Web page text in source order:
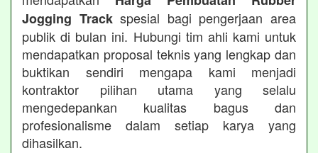
Jogging Trackspesial bagi pengerjaan area
publik di bulan ini. Hubungi tim ahli kami untuk
mendapatkan proposal teknis yang lengkap dan
buktikan sendiri mengapa kami menjadi
kontraktor pilihan utama yang selalu
mengedepankan kualitas bagus dan
profesionalisme dalam setiap karya yang
dihasilkan.